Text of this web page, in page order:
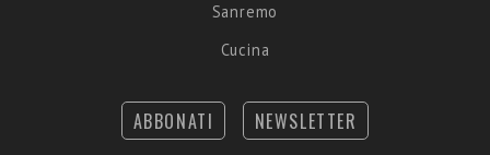
Sanremo
Cucina
ABBONATI NEWSLETTER